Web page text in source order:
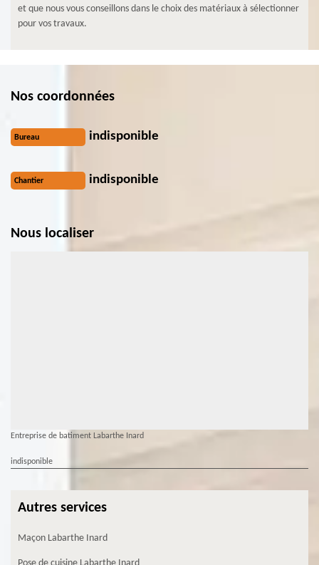
et que nous vous conseillons dans le choix des matériaux à sélectionner
pour vos travaux.
Nos coordonnées
Bureau indisponible
Chantier indisponible
Nous localiser
Entreprise de batiment Labarthe Inard
indisponible
Autres services
Maçon Labarthe Inard
Pose de cuisine Labarthe Inard